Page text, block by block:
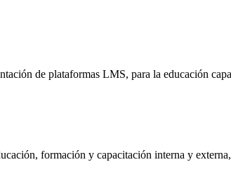
de plataformas LMS, para la educación
formación y capacitación interna y